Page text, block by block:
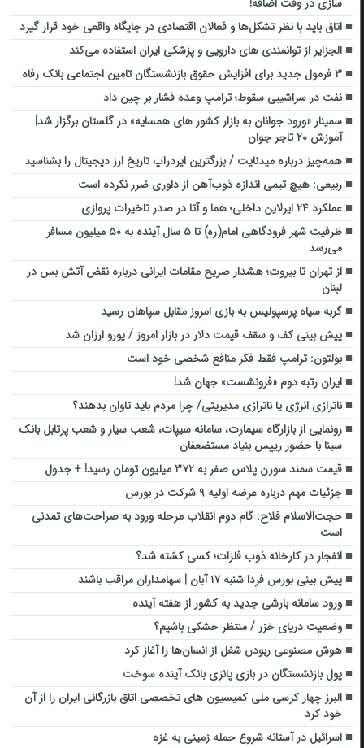
اتاق باید با نظر تشکل‌ها و فعالان اقتصادی در جایگاه واقعی خود قرار گیرد
الجزایر از توانمندی های دارویی و پزشکی ایران استفاده می‌کند
۳ فرمول جدید برای افزایش حقوق بازنشستگان تامین اجتماعی بانک رفاه
نفت در سراشیبی سقوط؛ ترامپ وعده فشار بر چین داد
سمینار «ورود جوانان به بازار کشور های همسایه» در گلستان برگزار شد|
آموزش ۲۰ تاجر جوان
همه‌چیز درباره میدنایت / بزرگترین ایردراپ تاریخ ارز دیجیتال را بشناسید
ربیعی: هیچ تیمی اندازه ذوب‌آهن از داوری ضرر نکرده است
عملکرد ۲۴ ایرلاین داخلی؛ هما و آتا در صدر تاخیرات پروازی
ظرفیت شهر فرودگاهی امام(ره) تا ۵ سال آینده به ۵۰ میلیون مسافر
می‌رسد
از تهران تا بیروت؛ هشدار صریح مقامات ایرانی درباره نقض آتش بس در
لبنان
گربه سیاه پرسپولیس به بازی امروز مقابل سپاهان رسید
پیش بینی کف و سقف قیمت دلار در بازار امروز / یورو ارزان شد
بولتون: ترامپ فقط فکر منافع شخصی خود است
ایران رتبه دوم «فرونشست» جهان شد!
ناترازی انرژی یا ناترازی مدیریتی/ چرا مردم باید تاوان بدهند؟
رونمایی از بازارگاه سیمارت، سامانه سیپات، شعب سیار و شعب پرتابل بانک
سینا با حضور رییس بنیاد مستضعفان
قیمت سمند سورن پلاس صفر به ۳۷۲ میلیون تومان رسید! + جدول
جزئیات مهم درباره عرضه اولیه ۹ شرکت در بورس
حجت‌الاسلام فلاح: گام دوم انقلاب مرحله ورود به صراحت‌های تمدنی
است
انفجار در کارخانه ذوب فلزات؛ کسی کشته شد؟
پیش بینی بورس فردا شنبه ۱۷ آبان | سهامداران مراقب باشند
ورود سامانه بارشی جدید به کشور از هفته آینده
وضعیت دریای خزر / منتظر خشکی باشیم؟
هوش مصنوعی ربودن شغل از انسان‌ها را آغاز کرد
پول بازنشستگان در بازی پانزی بانک آینده سوخت
البرز چهار کرسی ملی کمیسیون‌ های تخصصی اتاق بازرگانی ایران را از آن
خود کرد
اسرائیل در آستانه شروع حمله زمینی به غزه